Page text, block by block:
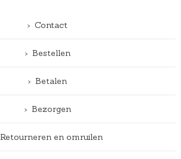
Contact
Bestellen
Betalen
Bezorgen
Retourneren en omruilen